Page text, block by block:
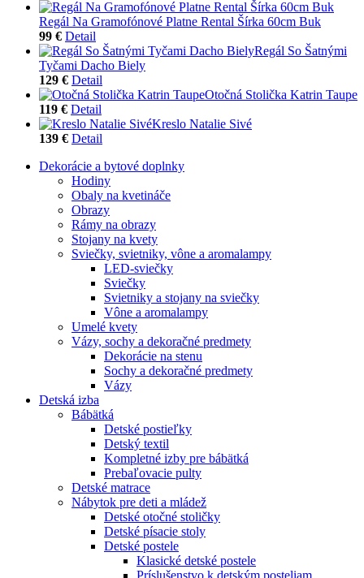
Regál Na Gramofónové Platne Rental Šírka 60cm Buk
99 € Detail
Regál So Šatnými
Tyčami Dacho Biely
129 € Detail
Otočná Stolička Katrin Taupe
119 € Detail
Kreslo Natalie Sivé
139 € Detail
Dekorácie a bytové doplnky
Hodiny
Obaly na kvetináče
Obrazy
Rámy na obrazy
Stojany na kvety
Sviečky, svietniky, vône a aromalampy
LED-sviečky
Sviečky
Svietniky a stojany na sviečky
Vône a aromalampy
Umelé kvety
Vázy, sochy a dekoračné predmety
Dekorácie na stenu
Sochy a dekoračné predmety
Vázy
Detská izba
Bábätká
Detské postieľky
Detský textil
Kompletné izby pre bábätká
Prebaľovacie pulty
Detské matrace
Nábytok pre deti a mládež
Detské otočné stoličky
Detské písacie stoly
Detské postele
Klasické detské postele
Príslušenstvo k detským posteliam